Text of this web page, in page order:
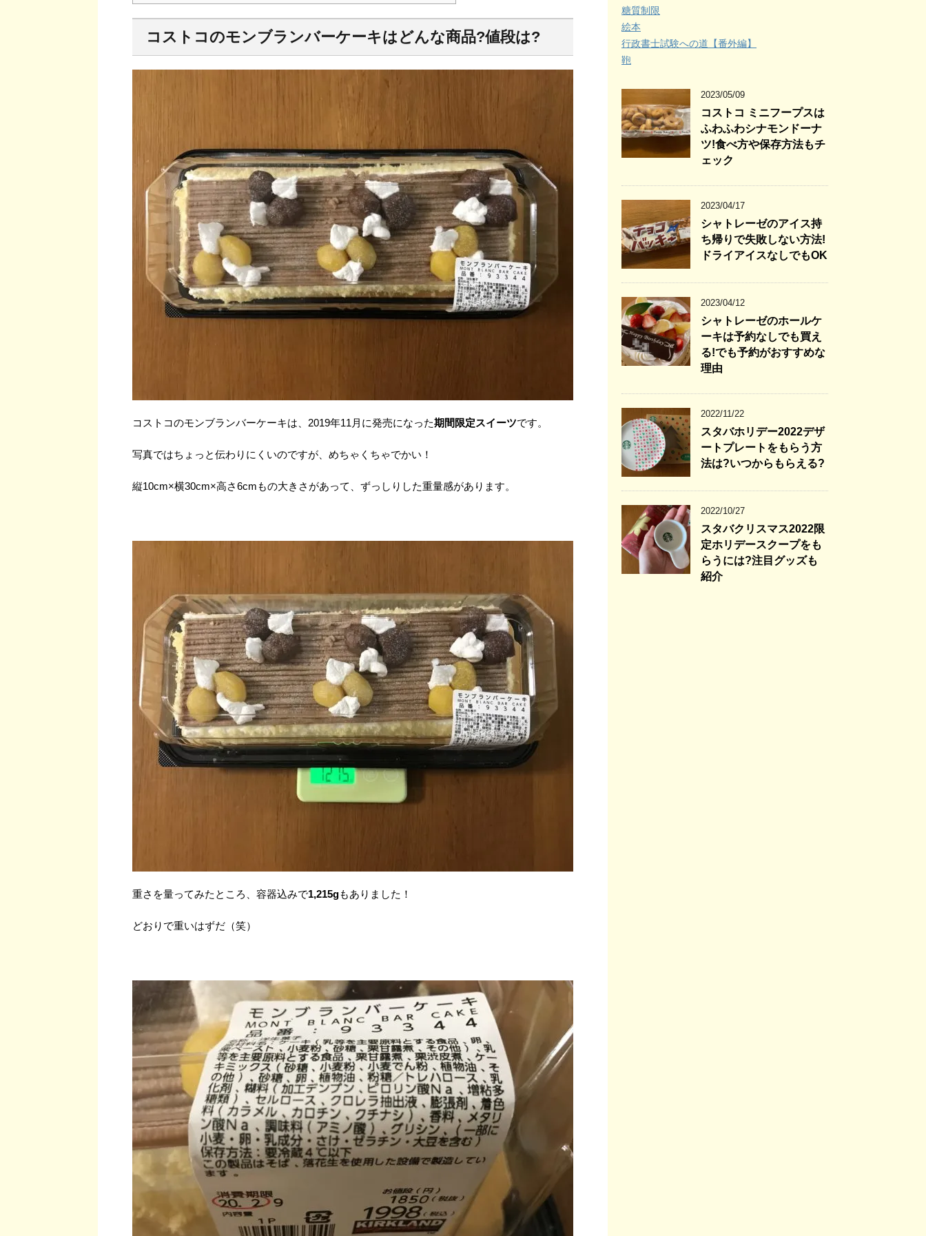
コストコのモンブランバーケーキはどんな商品?値段は?
コストコのモンブランバーケーキは、2019年11月に発売になった期間限定スイーツです。
写真ではちょっと伝わりにくいのですが、めちゃくちゃでかい！
縦10cm×横30cm×高さ6cmもの大きさがあって、ずっしりした重量感があります。
重さを量ってみたところ、容器込みで1,215gもありました！
どおりで重いはずだ（笑）
糖質制限
絵本
行政書士試験への道【番外編】
鞄
2023/05/09
コストコ ミニフープスは
ふわふわシナモンドーナ
ツ!食べ方や保存方法もチ
ェック
2023/04/17
シャトレーゼのアイス持
ち帰りで失敗しない方法!
ドライアイスなしでもOK
2023/04/12
シャトレーゼのホールケ
ーキは予約なしでも買え
る!でも予約がおすすめな
理由
2022/11/22
スタバホリデー2022デザ
ートプレートをもらう方
法は?いつからもらえる?
2022/10/27
スタバクリスマス2022限
定ホリデースクープをも
らうには?注目グッズも
紹介